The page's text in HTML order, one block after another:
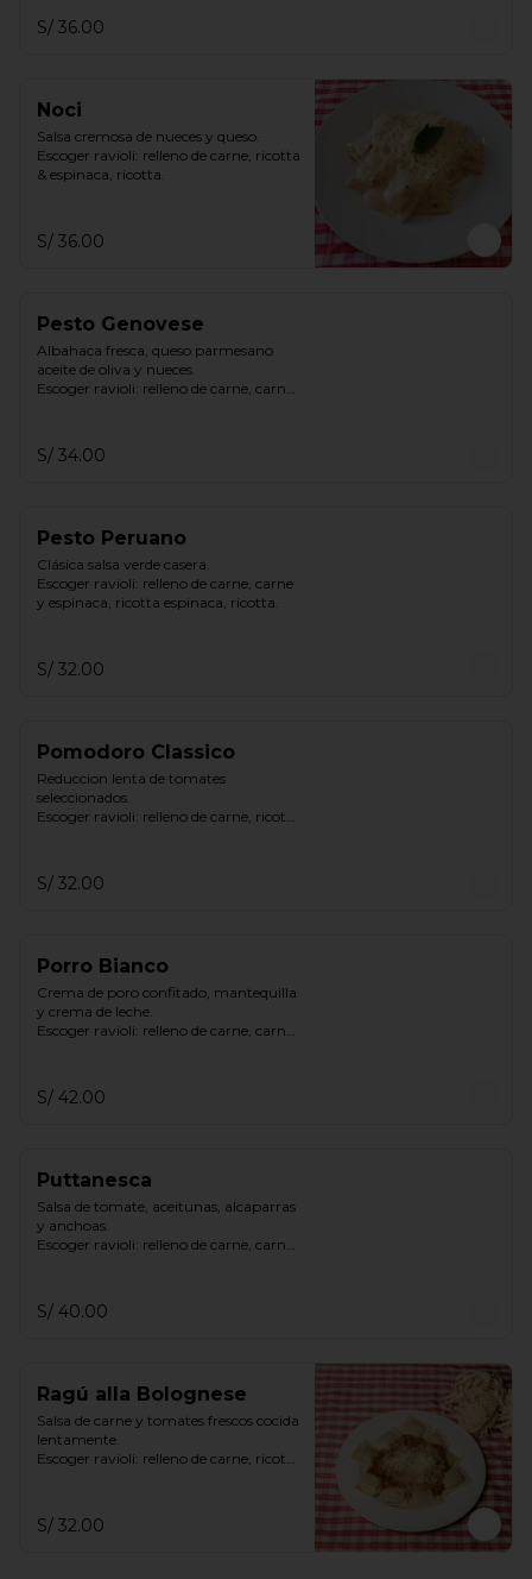
S/ 36.00
Noci
Salsa cremosa de nueces y queso.
Escoger ravioli: relleno de carne, ricotta
& espinaca, ricotta.
S/ 36.00
Pesto Genovese
Albahaca fresca, queso parmesano
aceite de oliva y nueces.
Escoger ravioli: relleno de carne, carne
S/ 34.00
Pesto Peruano
Clásica salsa verde casera.
Escoger ravioli: relleno de carne, carne
y espinaca, ricotta espinaca, ricotta.
S/ 32.00
Pomodoro Classico
Reduccion lenta de tomates
seleccionados.
Escoger ravioli: relleno de carne, ricotta
S/ 32.00
Porro Bianco
Crema de poro confitado, mantequilla
y crema de leche.
Escoger ravioli: relleno de carne, carne
S/ 42.00
Puttanesca
Salsa de tomate, aceitunas, alcaparras
y anchoas.
Escoger ravioli: relleno de carne, carne
S/ 40.00
Ragú alla Bolognese
Salsa de carne y tomates frescos cocida
lentamente.
Escoger ravioli: relleno de carne, ricotta
S/ 32.00